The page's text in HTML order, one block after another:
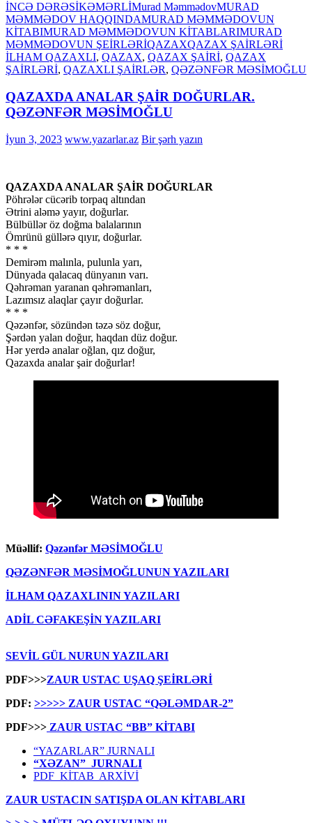
İNCƏ DƏRƏSİKƏMƏRLİMurad MəmmədovMURAD
MƏMMƏDOV HAQQINDAMURAD MƏMMƏDOVUN
KİTABIMURAD MƏMMƏDOVUN KİTABLARIMURAD
MƏMMƏDOVUN ŞEİRLƏRİQAZAXQAZAX ŞAİRLƏRİ
İLHAM QAZAXLI, QAZAX, QAZAX ŞAİRİ, QAZAX
ŞAİRLƏRİ, QAZAXLI ŞAİRLƏR, QƏZƏNFƏR MƏSİMOĞLU
QAZAXDA ANALAR ŞAİR DOĞURLAR.
QƏZƏNFƏR MƏSİMOĞLU
İyun 3, 2023 www.yazarlar.az Bir şərh yazın
QAZAXDA ANALAR ŞAİR DOĞURLAR
Pöhrələr cücərib torpaq altından
Ətrini aləmə yayır, doğurlar.
Bülbüllər öz doğma balalarının
Ömrünü güllərə qıyır, doğurlar.
* * *
Demirəm malınla, pulunla yarı,
Dünyada qalacaq dünyanın varı.
Qəhrəman yaranan qəhrəmanları,
Lazımsız alaqlar çayır doğurlar.
* * *
Qəzənfər, sözündən təzə söz doğur,
Şərdən yalan doğur, haqdan düz doğur.
Hər yerdə analar oğlan, qız doğur,
Qazaxda analar şair doğurlar!
Müəllif: Qəzənfər MƏSİMOĞLU
QƏZƏNFƏR MƏSİMOĞLUNUN YAZILARI
İLHAM QAZAXLININ YAZILARI
ADİL CƏFAKEŞİN YAZILARI
SEVİL GÜL NURUN YAZILARI
PDF>>>ZAUR USTAC UŞAQ ŞEİRLƏRİ
PDF: >>>>> ZAUR USTAC “QƏLƏMDAR-2”
PDF>>> ZAUR USTAC “BB” KİTABI
“YAZARLAR” JURNALI
“XƏZAN” JURNALI
PDF KİTAB ARXİVİ
ZAUR USTACIN SATIŞDA OLAN KİTABLARI